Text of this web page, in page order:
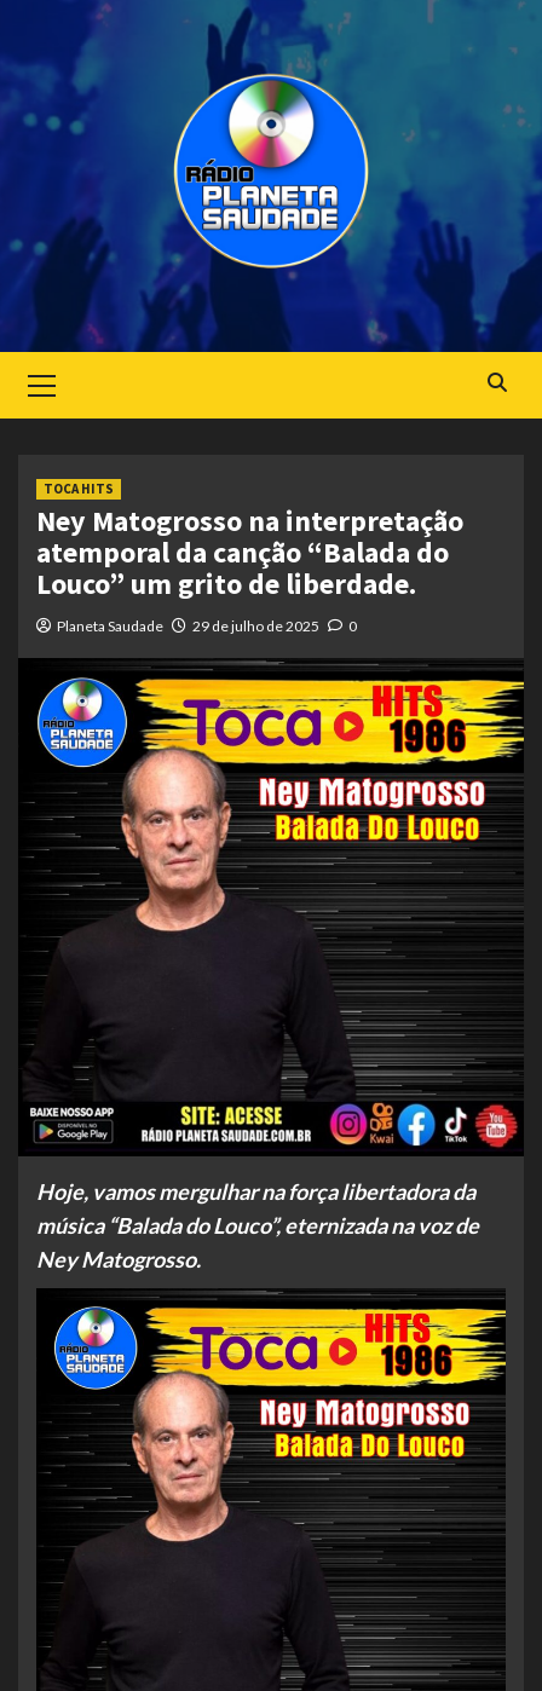
Menu
TOCA HITS
Ney Matogrosso na interpretação
atemporal da canção “Balada do
Louco” um grito de liberdade.
Planeta Saudade 29 de julho de 2025 0
Hoje, vamos mergulhar na força libertadora da
música “Balada do Louco”, eternizada na voz de
Ney Matogrosso.